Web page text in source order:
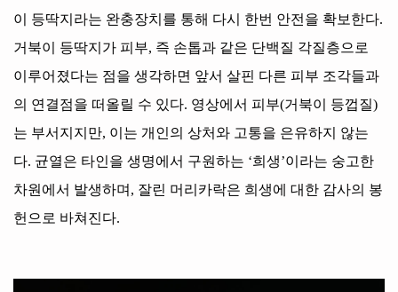
이 등딱지라는 완충장치를 통해 다시 한번 안전을 확보한다.
거북이 등딱지가 피부, 즉 손톱과 같은 단백질 각질층으로
이루어졌다는 점을 생각하면 앞서 살핀 다른 피부 조각들과
의 연결점을 떠올릴 수 있다. 영상에서 피부(거북이 등껍질)
는 부서지지만, 이는 개인의 상처와 고통을 은유하지 않는
다. 균열은 타인을 생명에서 구원하는 ‘희생’이라는 숭고한
차원에서 발생하며 , 잘린 머리카락은 희생에 대한 감사의 봉
헌으로 바쳐진다.